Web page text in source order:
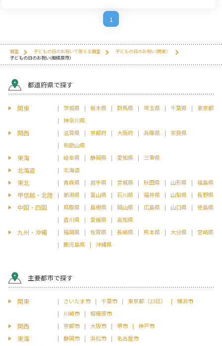
1
個室 子どもの日のお祝いで使える個室
子どもの日のお祝い(関東）
子どもの日のお祝い(相模原市）
都道府県で探す
関東 茨城県 栃木県 群馬県 埼玉県 千葉県
東京都
神奈川県
関西 滋賀県 京都府 大阪府 兵庫県
奈良県
和歌山県
東海 岐阜県 静岡県 愛知県 三重県
北海道 北海道
東北 青森県 岩手県 宮城県 秋田県 山形県 福島県
甲信越・北陸 新潟県 富山県 石川県 福井県 山梨県 長野県
中国・四国 鳥取県 島根県 岡山県 広島県 山口県
徳島県
香川県
愛媛県 高知県
九州・沖縄 福岡県 佐賀県 長崎県 熊本県 大分県
宮崎県
鹿児島県
沖縄県
主要都市で探す
関東 さいたま市 千葉市 東京都（23区）
横浜市
川崎市
相模原市
関西 京都市 大阪市 堺市 神戸市
東海 静岡市 浜松市 名古屋市